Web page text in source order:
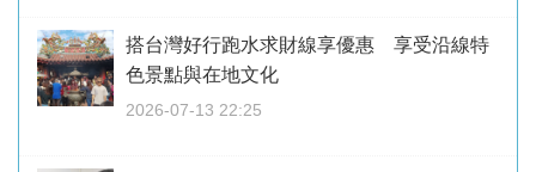
搭台灣好行跑水求財線享優惠 享受沿線特
色景點與在地文化
2026-07-13 22:25